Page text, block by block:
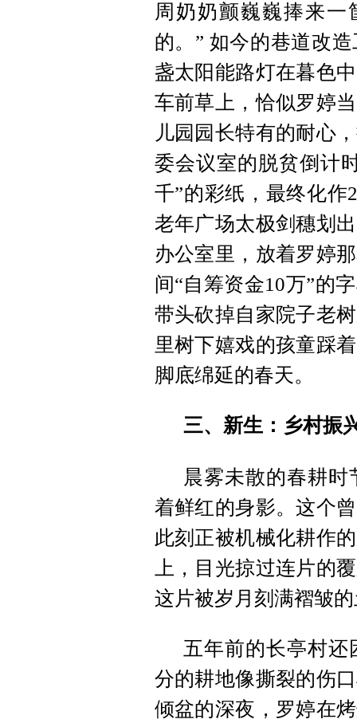
周奶奶颤巍巍捧来
的。” 如今的巷道改
盏太阳能路灯在暮色
车前草上，恰似罗婷
儿园园长特有的耐心
委会议室的脱贫倒计
千”的彩纸，最终化作
老年广场太极剑穗划
办公室里，放着罗婷
间“自筹资金10万”的
带头砍掉自家院子老
里树下嬉戏的孩童踩
脚底绵延的春天。
三、新生：乡村振
晨雾未散的春耕
着鲜红的身影。这个
此刻正被机械化耕作
上，目光掠过连片的
这片被岁月刻满褶皱
五年前的长亭村
分的耕地像撕裂的伤
倾盆的深夜，罗婷在